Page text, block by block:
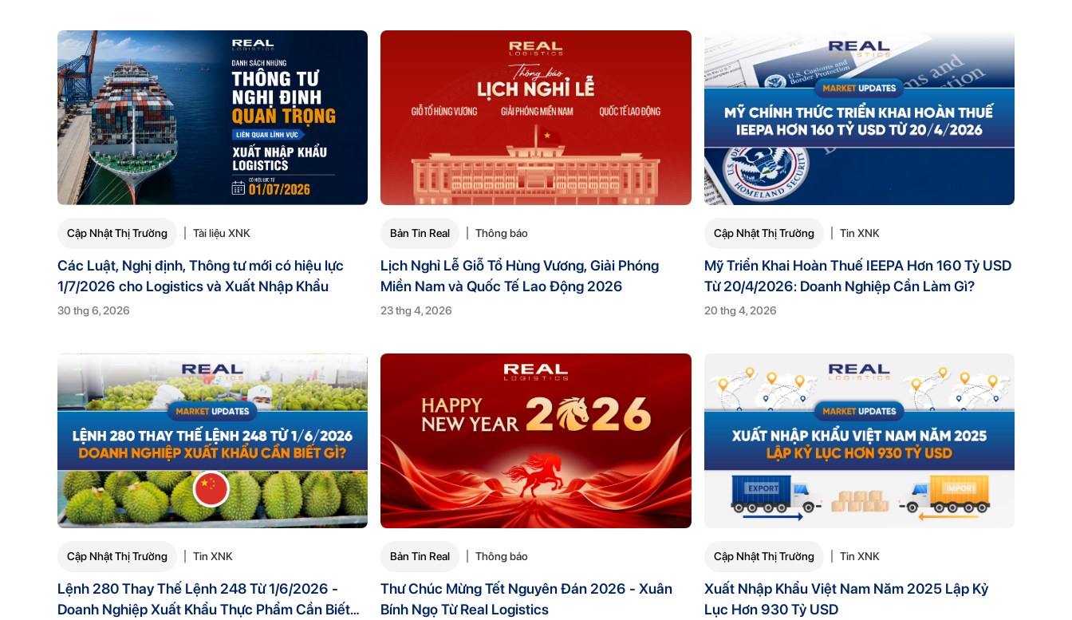
Cập Nhật Thị Trường Tài liệu XNK
Các Luật, Nghị định, Thông tư mới có hiệu lực
1/7/2026 cho Logistics và Xuất Nhập Khẩu
30 thg 6, 2026
Bản Tin Real Thông báo
Lịch Nghỉ Lễ Giỗ Tổ Hùng Vương, Giải Phóng
Miền Nam và Quốc Tế Lao Động 2026
23 thg 4, 2026
Cập Nhật Thị Trường Tin XNK
Mỹ Triển Khai Hoàn Thuế IEEPA Hơn 160 Tỷ USD
Từ 20/4/2026: Doanh Nghiệp Cần Làm Gì?
20 thg 4, 2026
Cập Nhật Thị Trường Tin XNK
Lệnh 280 Thay Thế Lệnh 248 Từ 1/6/2026 -
Doanh Nghiệp Xuất Khẩu Thực Phẩm Cần Biết
Bản Tin Real Thông báo
Thư Chúc Mừng Tết Nguyên Đán 2026 - Xuân
Bính Ngọ Từ Real Logistics
Cập Nhật Thị Trường Tin XNK
Xuất Nhập Khẩu Việt Nam Năm 2025 Lập Kỷ
Lục Hơn 930 Tỷ USD